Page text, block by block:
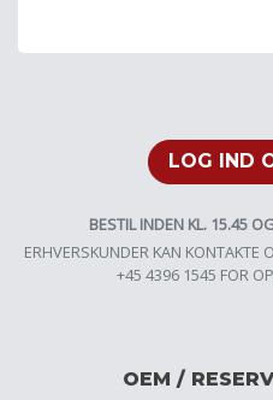
LOG IND
BESTIL INDEN KL. 15.45
ERHVERSKUNDER KAN KONTAKTE
+45 4396 1545 FOR
OEM /